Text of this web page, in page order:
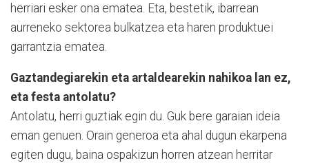
herriari esker ona ematea. Eta, bestetik, ibarrean
aurreneko sektorea bulkatzea eta haren produktuei
garrantzia ematea.
Gaztandegiarekin eta artaldearekin nahikoa lan ez,
eta festa antolatu?
Antolatu, herri guztiak egin du. Guk bere garaian ideia
eman genuen. Orain generoa eta ahal dugun ekarpena
egiten dugu, baina ospakizun horren atzean herritar